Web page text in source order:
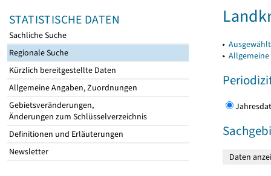
STATISTISCHE DATEN
Sachliche Suche
Regionale Suche
Kürzlich bereitgestellte Daten
Allgemeine Angaben, Zuordnungen
Gebietsveränderungen,
Änderungen zum Schlüsselverzeichnis
Definitionen und Erläuterungen
Newsletter
▸
▸